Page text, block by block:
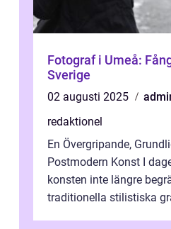
Fotograf i Umeå:
Sverige
02 augusti 2025
redaktionel
En Övergripande,
Postmodern Konst I
konsten inte längre
traditionella stilistiska